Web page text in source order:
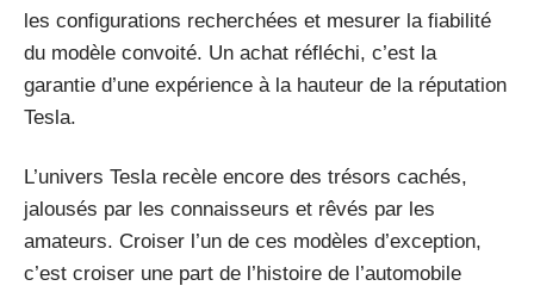
les configurations recherchées et mesurer la fiabilité
du modèle convoité. Un achat réfléchi, c’est la
garantie d’une expérience à la hauteur de la réputation
Tesla.
L’univers Tesla recèle encore des trésors cachés,
jalousés par les connaisseurs et rêvés par les
amateurs. Croiser l’un de ces modèles d’exception,
c’est croiser une part de l’histoire de l’automobile